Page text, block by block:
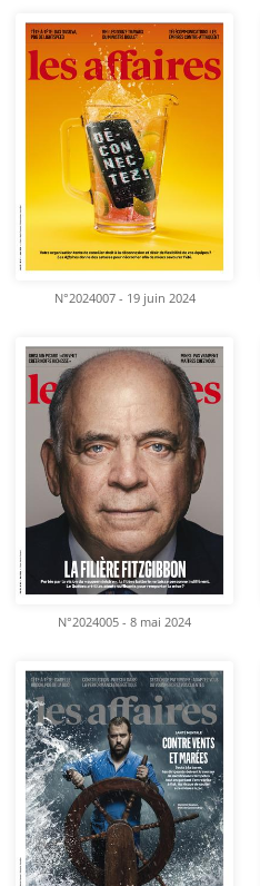
N°2024007 - 19 juin 2024
N°2024005 - 8 mai 2024